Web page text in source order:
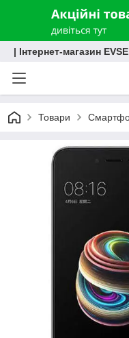
| Інтернет-магазин EVSE
Товари